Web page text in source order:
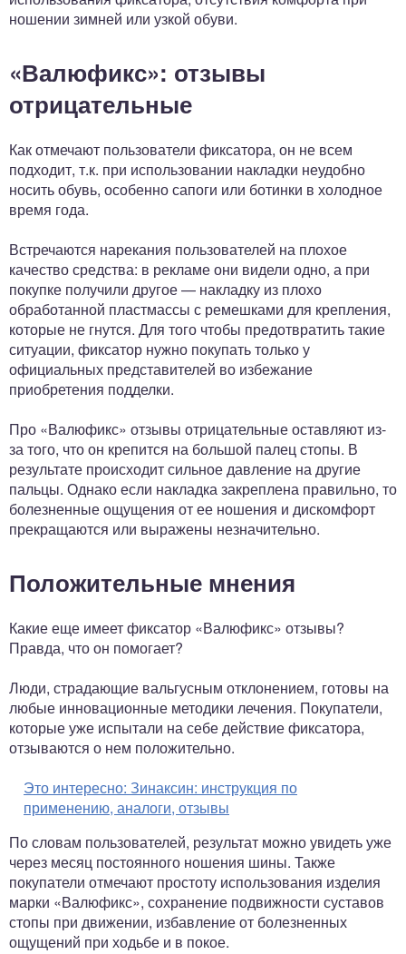
ношении зимней или узкой обуви.
«Валюфикс»: отзывы
отрицательные
Как отмечают пользователи фиксатора, он не всем
подходит, т.к. при использовании накладки неудобно
носить обувь, особенно сапоги или ботинки в холодное
время года.
Встречаются нарекания пользователей на плохое
качество средства: в рекламе они видели одно, а при
покупке получили другое — накладку из плохо
обработанной пластмассы с ремешками для крепления,
которые не гнутся. Для того чтобы предотвратить такие
ситуации, фиксатор нужно покупать только у
официальных представителей во избежание
приобретения подделки.
Про «Валюфикс» отзывы отрицательные оставляют из-
за того, что он крепится на большой палец стопы. В
результате происходит сильное давление на другие
пальцы. Однако если накладка закреплена правильно, то
болезненные ощущения от ее ношения и дискомфорт
прекращаются или выражены незначительно.
Положительные мнения
Какие еще имеет фиксатор «Валюфикс» отзывы?
Правда, что он помогает?
Люди, страдающие вальгусным отклонением, готовы на
любые инновационные методики лечения. Покупатели,
которые уже испытали на себе действие фиксатора,
отзываются о нем положительно.
Это интересно: Зинаксин: инструкция по
применению, аналоги, отзывы
По словам пользователей, результат можно увидеть уже
через месяц постоянного ношения шины. Также
покупатели отмечают простоту использования изделия
марки «Валюфикс», сохранение подвижности суставов
стопы при движении, избавление от болезненных
ощущений при ходьбе и в покое.